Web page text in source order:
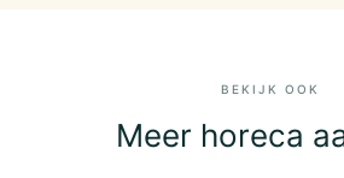
BEKIJK OOK
Meer horeca